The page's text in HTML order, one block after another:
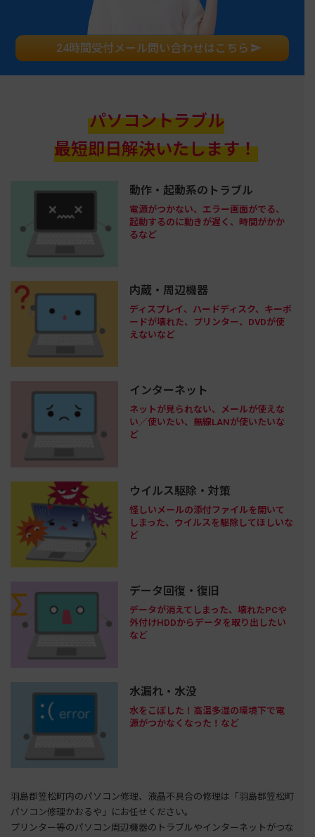
24時間受付メール問い合わせはこちら
パソコントラブル
最短即日解決いたします！
動作・起動系のトラブル
電源がつかない、エラー画面がでる、
起動するのに動きが遅く、時間がかか
るなど
内蔵・周辺機器
ディスプレイ、ハードディスク、キーボ
ードが壊れた、プリンター、DVDが使
えないなど
インターネット
ネットが見られない、メールが使えな
い／使いたい、無線LANが使いたいな
ど
ウイルス駆除・対策
怪しいメールの添付ファイルを開いて
しまった、ウイルスを駆除してほしいな
ど
データ回復・復旧
データが消えてしまった、壊れたPCや
外付けHDDからデータを取り出したい
など
水漏れ・水没
水をこぼした！高温多湿の環境下で電
源がつかなくなった！など
羽島郡笠松町内のパソコン修理、液晶不具合の修理は「羽島郡笠松町
パソコン修理かおるや」にお任せください。
プリンター等のパソコン周辺機器のトラブルやインターネットがつな